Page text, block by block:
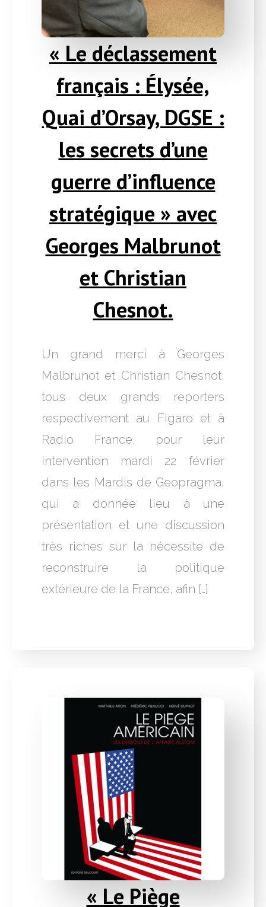
« Le déclassement
français : Élysée,
Quai d’Orsay, DGSE :
les secrets d’une
guerre d’influence
stratégique » avec
Georges Malbrunot
et Christian
Chesnot.
Un grand merci à Georges
Malbrunot et Christian Chesnot,
tous deux grands reporters
respectivement au Figaro et à
Radio France, pour leur
intervention mardi 22 février
dans les Mardis de Geopragma,
qui a donnée lieu à une
présentation et une discussion
très riches sur la nécessite de
reconstruire la politique
extérieure de la France, afin […]
« Le Piège